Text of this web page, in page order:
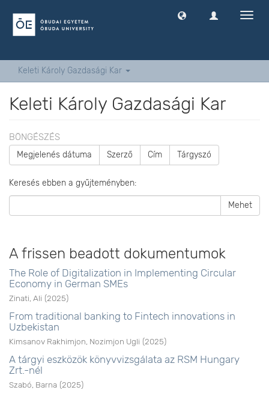
Keleti Károly Gazdasági Kar
Keleti Károly Gazdasági Kar
BÖNGÉSZÉS
Megjelenés dátuma Szerző Cím Tárgyszó
Keresés ebben a gyűjteményben:
Mehet
A frissen beadott dokumentumok
The Role of Digitalization in Implementing Circular
Economy in German SMEs
Zinati, Ali (2025)
From traditional banking to Fintech innovations in
Uzbekistan
Kimsanov Rakhimjon, Nozimjon Ugli (2025)
A tárgyi eszközök könyvvizsgálata az RSM Hungary
Zrt.-nél
Szabó, Barna (2025)